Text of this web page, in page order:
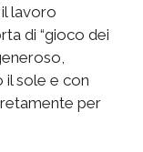
lavoro
di “gioco dei
sole e con
per